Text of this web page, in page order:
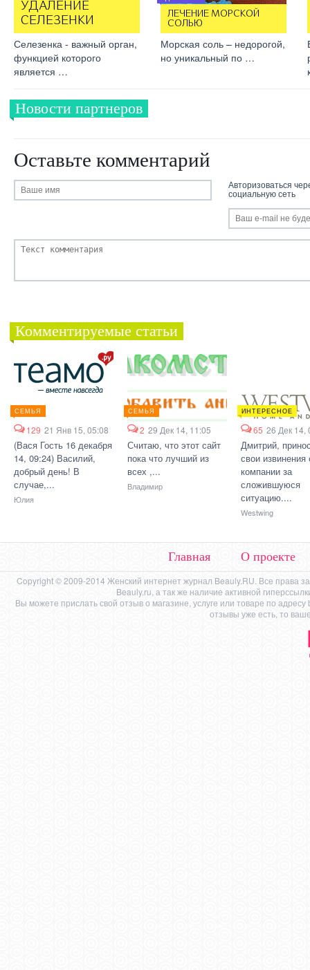
УДАЛЕНИЕ
СЕЛЕЗЕНКИ
Селезенка - важный орган,
функцией которого
является …
ЛЕЧЕНИЕ МОРСКОЙ
СОЛЬЮ
Морская соль – недорогой,
но уникальный по …
Новости партнеров
Оставьте комментарий
Авторизоваться
социальную сеть
Комментируемые статьи
СЕМЬЯ
129 21 Янв 15, 05:08
(Вася Гость 16 декабря
14, 09:24) Василий,
добрый день! В
случае,...
Юлия
СЕМЬЯ
2 29 Дек 14, 11:05
Считаю, что этот сайт
пока что лучший из
всех ,...
Владимир
ИНТЕРЕСНОЕ
65 26 Дек 14,
Дмитрий,
свои извинения
компании за
сложившуюся
ситуацию....
Westwing
Главная О проекте
Copyright © 2009-2014 Женский интернет журнал Beauly.RU. Все права
Beauly.ru, а так же наличие активной
Вы можете прислать свой отзыв о магазине, услуге или товаре по адресу
отзывы уже есть, то